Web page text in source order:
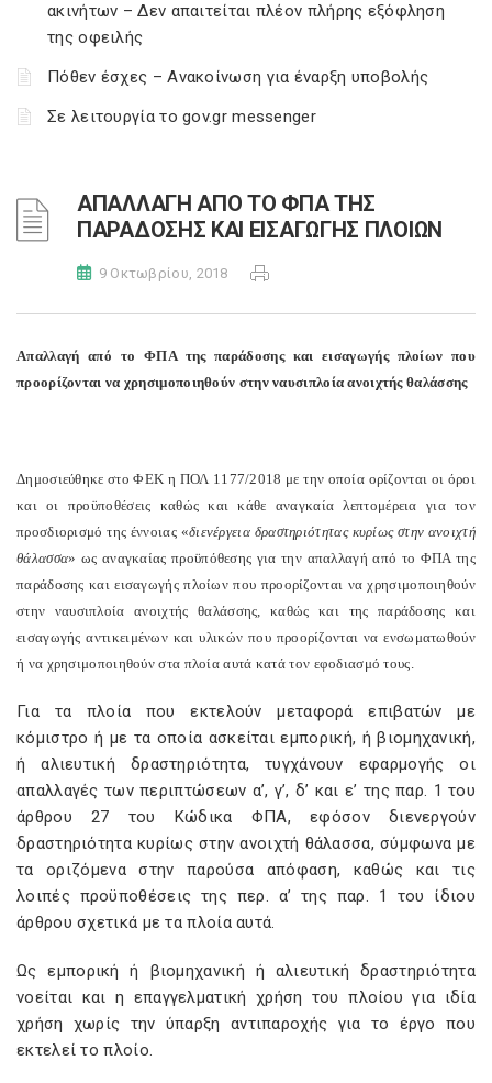
ακινήτων – Δεν απαιτείται πλέον πλήρης εξόφληση
της οφειλής
Πόθεν έσχες – Ανακοίνωση για έναρξη υποβολής
Σε λειτουργία το gov.gr messenger
ΑΠΑΛΛΑΓΗ ΑΠΟ ΤΟ ΦΠΑ ΤΗΣ
ΠΑΡΑΔΟΣΗΣ ΚΑΙ ΕΙΣΑΓΩΓΗΣ ΠΛΟΙΩΝ
9 Οκτωβρίου, 2018
Απαλλαγή από το ΦΠΑ της παράδοσης και εισαγωγής πλοίων που
προορίζονται να χρησιμοποιηθούν στην ναυσιπλοία ανοιχτής θαλάσσης
Δημοσιεύθηκε στο ΦΕΚ η ΠΟΛ 1177/2018 με την οποία ορίζονται οι όροι
και οι προϋποθέσεις καθώς και κάθε αναγκαία λεπτομέρεια για τον
προσδιορισμό της έννοιας «διενέργεια δραστηριότητας κυρίως στην ανοιχτή
θά­λασσα» ως αναγκαίας προϋπόθεσης για την απαλλαγή από το ΦΠΑ της
παράδοσης και εισαγωγής πλοίων που προορίζονται να χρησιμοποιηθούν
στην ναυσιπλοία ανοιχτής θαλάσσης, καθώς και της παράδοσης και
εισαγωγής αντικειμένων και υλικών που προορίζονται να ενσωματωθούν
ή να χρησιμοποιηθούν στα πλοία αυτά κατά τον εφοδιασμό τους.
Για τα πλοία που εκτελούν μεταφορά επιβατών με
κόμιστρο ή με τα οποία ασκείται εμπορική, ή βιομηχανική,
ή αλιευτική δραστηριότητα, τυγχάνουν εφαρμογής οι
απαλλαγές των περιπτώσεων α’, γ’, δ’ και ε’ της παρ. 1 του
άρθρου 27 του Κώδικα ΦΠΑ, εφόσον διενεργούν
δραστηριότητα κυρίως στην ανοιχτή θάλασσα, σύμφωνα με
τα οριζόμενα στην παρούσα απόφαση, καθώς και τις
λοιπές προϋποθέσεις της περ. α’ της παρ. 1 του ίδιου
άρθρου σχετικά με τα πλοία αυτά.
Ως εμπορική ή βιομηχανική ή αλιευτική δραστηριότητα
νοείται και η επαγγελματική χρήση του πλοίου για ιδία
χρήση χωρίς την ύπαρξη αντιπαροχής για το έργο που
εκτελεί το πλοίο.